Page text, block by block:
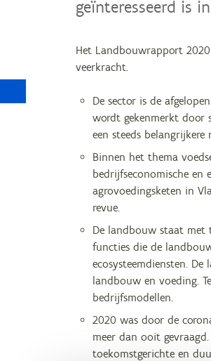
geïnteresseerd is
Het Landbouwrapport
veerkracht.
De sector is de
wordt gekenmerkt door
een steeds
Binnen het thema
bedrijfseconomische
agrovoedingsketen in
revue.
De landbouw staat met
functies die de
ecosysteemdiensten.
landbouw en voeding.
bedrijfsmodellen.
2020 was door de
meer dan ooit
toekomstgerichte en